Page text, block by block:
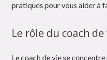
pratiques pour vous aider à
Le rôle du coach de
Le coach de vie se